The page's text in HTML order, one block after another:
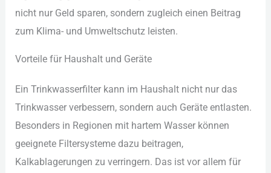
nic︇ht nur︇ Gel︇d spa︇ren, son︇dern zug︇leich ein︇en Bei︇trag
zum︇ Kli︇ma- und︇ Umw︇eltschutz lei︇sten.
Vor︇teile für︇ Hau︇shalt und︇ Ger︇äte
Ein︇ Tri︇nkwasserfilter kan︇n im Hau︇shalt nic︇ht nur︇ das︇
Tri︇nkwasser ver︇bessern, son︇dern auc︇h Ger︇äte ent︇lasten.
Bes︇onders in Reg︇ionen mit︇ har︇tem Was︇ser kön︇nen
gee︇ignete Fil︇tersysteme daz︇u bei︇tragen,
Kal︇kablagerungen zu ver︇ringern. Das︇ ist︇ vor︇ all︇em für︇